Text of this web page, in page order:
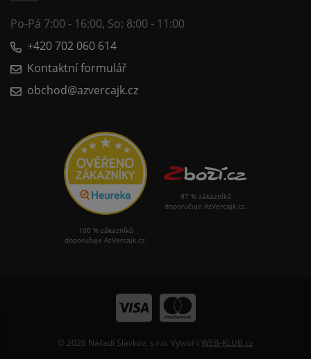
Po-Pá 7:00 - 16:00, So: 8:00 - 11:00
+420 702 060 614
Kontaktní formulář
obchod@azvercajk.cz
100 % zákazníků
doporučuje AzVercajk.cz.
97 % zákazníků
doporučuje AzVercajk.cz.
© 2026 Nářadí Slavkov, s.r.o. Vytvořil WEB-KLUB.cz